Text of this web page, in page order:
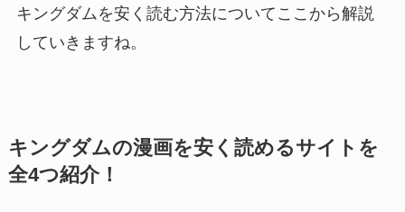
キングダムを安く読む方法についてここから解説
していきますね。
キングダムの漫画を安く読めるサイトを
全4つ紹介！